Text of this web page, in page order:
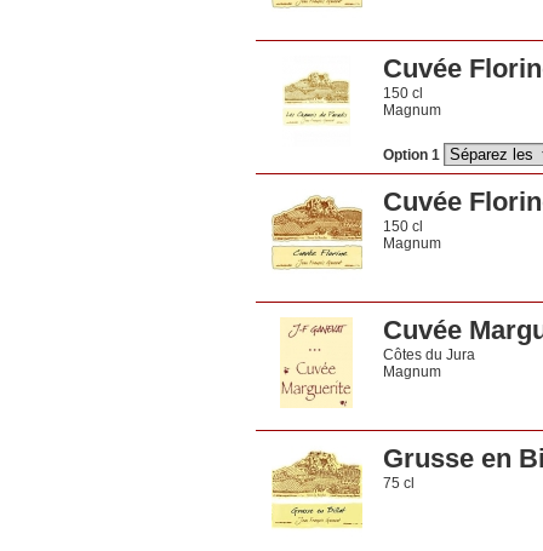
Cuvée
150 cl
Magnum
Option 1
Cuvée
150 cl
Magnum
Cuvée
Côtes du Jura
Magnum
Grusse en
75 cl